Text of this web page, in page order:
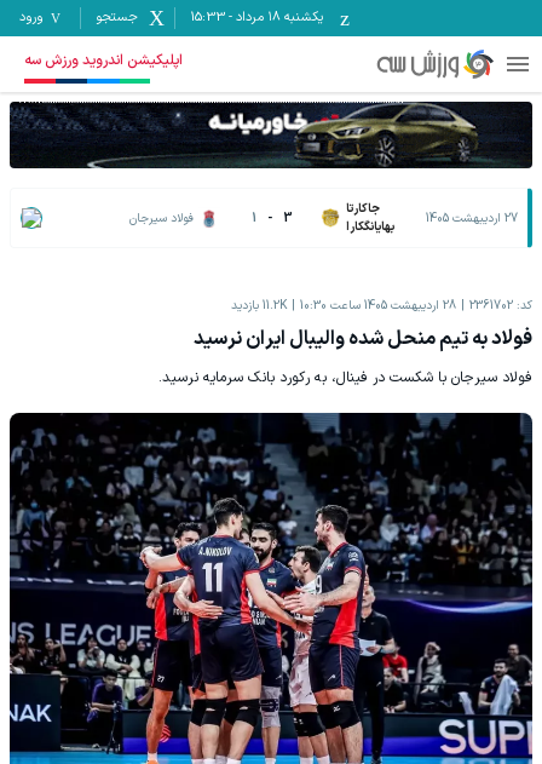
یکشنبه ۱۸ مرداد -
15:33 جستجو ورود
اپلیکیشن اندروید ورزش سه
27 اردیبهشت 1405
جاکارتا
بهایانگکارا
3
-
1 فولاد سیرجان
کد: 2361702 28 اردیبهشت 1405 ساعت 10:30 11.2K بازدید
فولاد به تیم منحل شده والیبال‌ ایران نرسید
فولاد سیرجان با شکست در فینال، به رکورد بانک سرمایه نرسید.